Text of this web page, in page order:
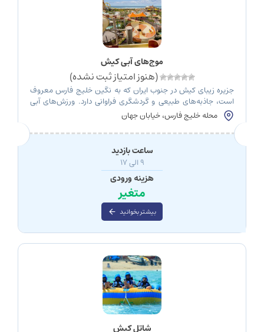
موج‌های آبی کیش
(هنوز امتیاز ثبت نشده)
جزیره زیبای کیش در جنوب ایران که به نگین خلیج فارس معروف
است، جاذبه‌های طبیعی و گردشگری فراوانی دارد. ورزش‌های آبی
کیش یکی از تفریحات پرطرفدار این جزیره بوده و چند سالی است که
عضو جدیدی به نام موج‌های آبی اضافه شده است. این پارک به
عنوان یکی از هیجان‌انگیزترین و پرماجراترین تفریح آبی جزیره […]
محله خلیج فارس، خیابان جهان
ساعت بازدید
9 الی 17
هزینه ورودی
متغیر
بیشتر بخوانید
شاتل کیش